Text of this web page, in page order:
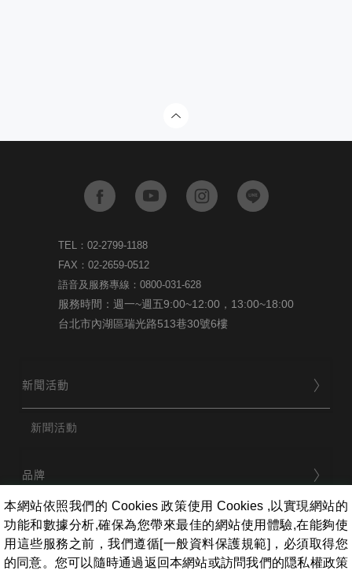
TEL：02-2799-1188
FAX：02-2659-0512
語音及服務專線：0800-031-628
服務時間：週一~週五9:00~12:00，13:00~18:00
台北市內湖區瑞光路513巷30號6樓
新聞活動
新聞活動
品牌
用戶服務
本網站依照我們的 Cookies 政策使用 Cookies ,以實現網站的
功能和數據分析,確保為您帶來最佳的網站使用體驗,在能夠使
用這些服務之前，我們遵循[一般資料保護規範]，必須取得您
的同意。您可以隨時通過返回本網站或訪問我們的隠私權政策